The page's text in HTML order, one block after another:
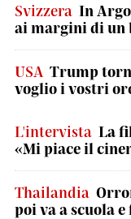
Svizzera In
ai margini di un
USA Trump
voglio i vostri
L'intervista La
«Mi piace il
Thailandia
poi va a scuola